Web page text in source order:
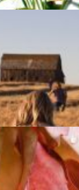
par les adultes